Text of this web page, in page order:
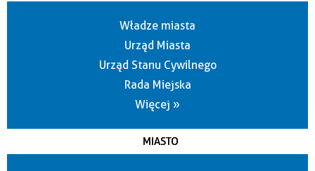
Władze miasta
Urząd Miasta
Urząd Stanu Cywilnego
Rada Miejska
Więcej »
MIASTO